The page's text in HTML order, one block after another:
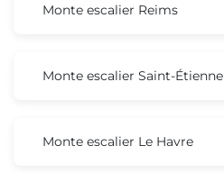
Monte escalier Reims
Monte escalier Saint-Étienne
Monte escalier Le Havre